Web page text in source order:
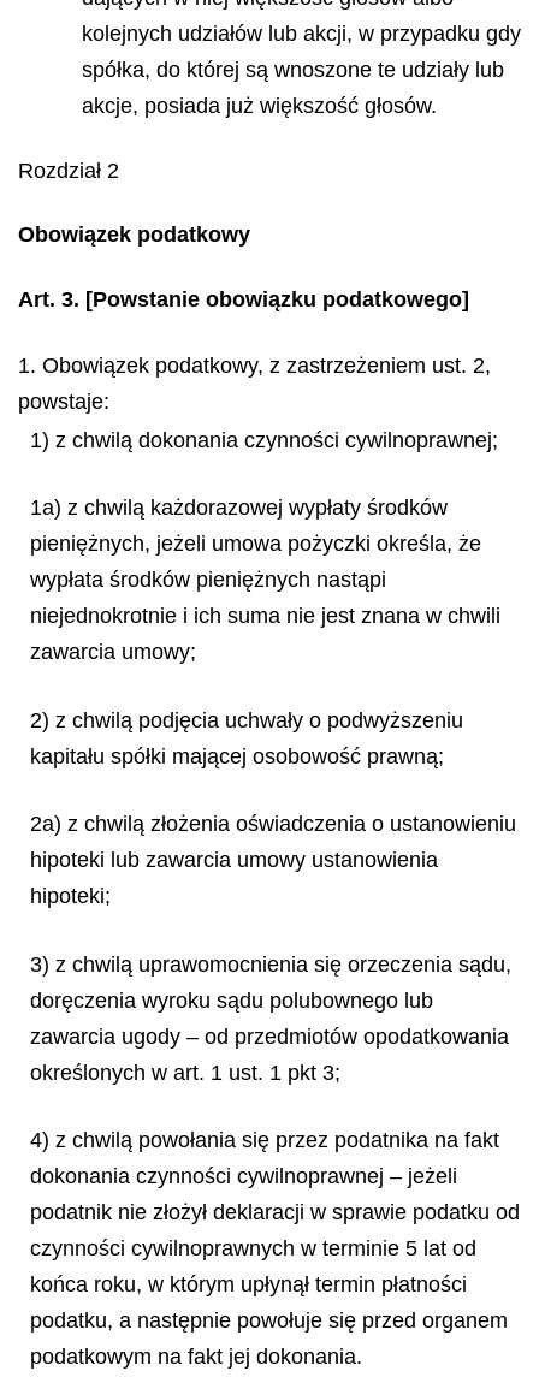
kolejnych udziałów lub akcji, w przypadku gdy
spółka, do której są wnoszone te udziały lub
akcje, posiada już większość głosów.
Rozdział 2
Obowiązek podatkowy
Art. 3. [Powstanie obowiązku podatkowego]
1. Obowiązek podatkowy, z zastrzeżeniem ust. 2,
powstaje:
1) z chwilą dokonania czynności cywilnoprawnej;
1a) z chwilą każdorazowej wypłaty środków
pieniężnych, jeżeli umowa pożyczki określa, że
wypłata środków pieniężnych nastąpi
niejednokrotnie i ich suma nie jest znana w chwili
zawarcia umowy;
2) z chwilą podjęcia uchwały o podwyższeniu
kapitału spółki mającej osobowość prawną;
2a) z chwilą złożenia oświadczenia o ustanowieniu
hipoteki lub zawarcia umowy ustanowienia
hipoteki;
3) z chwilą uprawomocnienia się orzeczenia sądu,
doręczenia wyroku sądu polubownego lub
zawarcia ugody – od przedmiotów opodatkowania
określonych w art. 1 ust. 1 pkt 3;
4) z chwilą powołania się przez podatnika na fakt
dokonania czynności cywilnoprawnej – jeżeli
podatnik nie złożył deklaracji w sprawie podatku od
czynności cywilnoprawnych w terminie 5 lat od
końca roku, w którym upłynął termin płatności
podatku, a następnie powołuje się przed organem
podatkowym na fakt jej dokonania.